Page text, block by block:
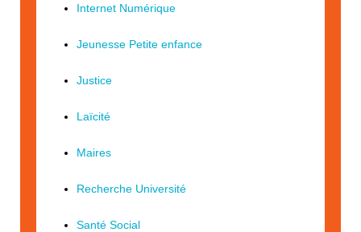
Internet Numérique
Jeunesse Petite enfance
Justice
Laïcité
Maires
Recherche Université
Santé Social